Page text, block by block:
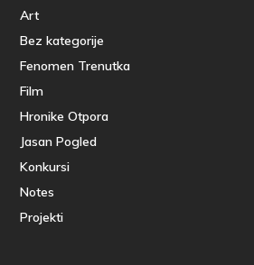
Art
Bez kategorije
Fenomen Trenutka
Film
Hronike Otpora
Jasan Pogled
Konkursi
Notes
Projekti